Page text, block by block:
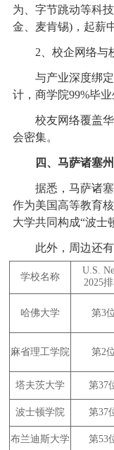
为、字节跳动等科
金、麦肯锡)，起薪
2、校企网络与
与产业深度绑定
计，商学院99%毕
校友网络覆盖华
会密集。
四、马萨诸塞州
据悉，马萨诸塞
作为美国高等教育
大学共同构成“波士
此外，周边还有
学校名称
U.S.
2025
哈佛大学 第3
麻省理工学院 第2
塔夫茨大学
第37
波士顿学院
第37
布兰迪斯大学
第53